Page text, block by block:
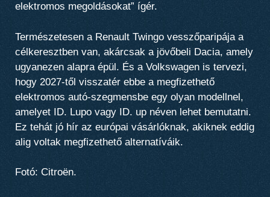
elektromos megoldásokat” ígér.
Természetesen a Renault Twingo vesszőparipája a
célkeresztben van, akárcsak a jövőbeli Dacia, amely
ugyanezen alapra épül. És a Volkswagen is tervezi,
hogy 2027-től visszatér ebbe a megfizethető
elektromos autó-szegmensbe egy olyan modellnel,
amelyet ID. Lupo vagy ID. up néven lehet bemutatni.
Ez tehát jó hír az európai vásárlóknak, akiknek eddig
alig voltak megfizethető alternatíváik.
Fotó: Citroën.